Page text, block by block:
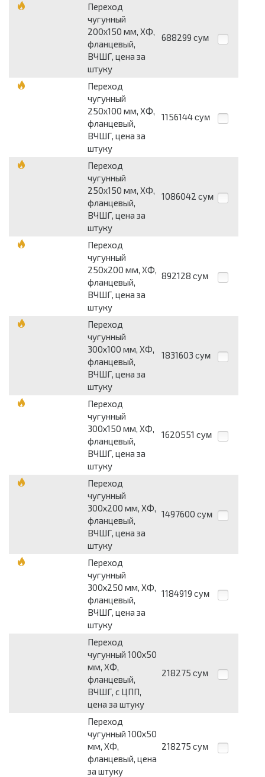
Переход
чугунный
200х150 мм, ХФ,
фланцевый,
ВЧШГ, цена за
штуку
688299 сум
Переход
чугунный
250х100 мм, ХФ,
фланцевый,
ВЧШГ, цена за
штуку
1156144 сум
Переход
чугунный
250х150 мм, ХФ,
фланцевый,
ВЧШГ, цена за
штуку
1086042 сум
Переход
чугунный
250х200 мм, ХФ,
фланцевый,
ВЧШГ, цена за
штуку
892128 сум
Переход
чугунный
300х100 мм, ХФ,
фланцевый,
ВЧШГ, цена за
штуку
1831603 сум
Переход
чугунный
300х150 мм, ХФ,
фланцевый,
ВЧШГ, цена за
штуку
1620551 сум
Переход
чугунный
300х200 мм, ХФ,
фланцевый,
ВЧШГ, цена за
штуку
1497600 сум
Переход
чугунный
300х250 мм, ХФ,
фланцевый,
ВЧШГ, цена за
штуку
1184919 сум
Переход
чугунный 100х50
мм, ХФ,
фланцевый,
ВЧШГ, с ЦПП,
цена за штуку
218275 сум
Переход
чугунный 100х50
мм, ХФ,
фланцевый, цена
за штуку
218275 сум